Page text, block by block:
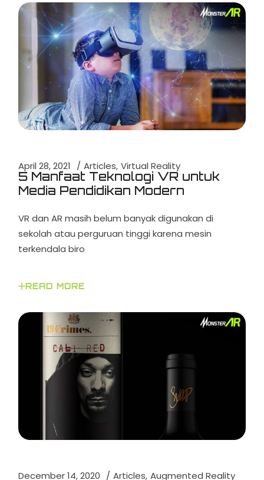
April 28, 2021 Articles Virtual Reality
5 Manfaat Teknologi VR untuk
Media Pendidikan Modern
VR dan AR masih belum banyak digunakan di
sekolah atau perguruan tinggi karena mesin
terkendala biro
READ MORE
December 14, 2020 Articles Augmented Reality